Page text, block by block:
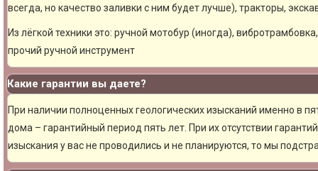
всегда, но качество заливки с ним будет лучше), тракторы,
Из лёгкой техники это: ручной мотобур (иногда),
прочий ручной инструмент
Какие гарантии вы даете?
При наличии полноценных геологических изысканий именно в
дома – гарантийный период пять лет. При их отсутствии
изыскания у вас не проводились и не планируются, то мы